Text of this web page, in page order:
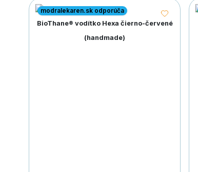
modralekaren.sk odporúča
BioThane® vodítko Hexa čierno-červené
(handmade)